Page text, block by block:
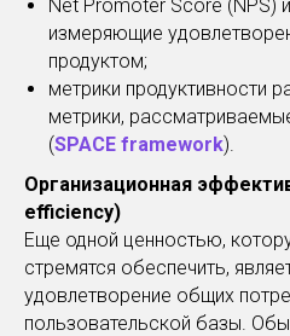
Net Promoter Score (NPS)
измеряющие
продуктом;
метрики продуктивности
метрики,
(SPACE framework).
Организационная
efficiency)
Еще одной ценностью,
стремятся обеспечить,
удовлетворение общих
пользовательской базы.